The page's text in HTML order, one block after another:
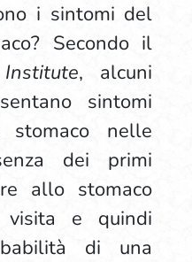
i sintomi del
Secondo il
, alcuni
sintomi
nelle
dei primi
allo stomaco
e quindi
di una